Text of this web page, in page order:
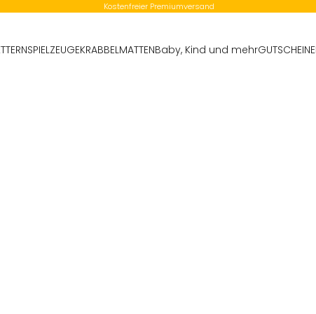
Kostenfreier Premiumversand
SPIELZEUGEKRABBELMATTENBaby, Kind und mehrGUTSCHEINE